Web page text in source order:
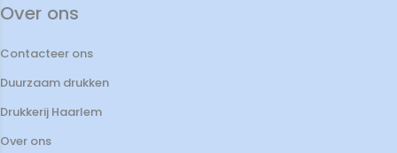
Over ons
Contacteer ons
Duurzaam drukken
Drukkerij Haarlem
Over ons